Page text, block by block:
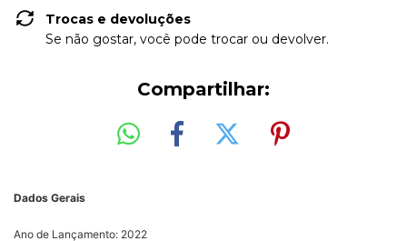
Trocas e devoluções
Se não gostar, você pode trocar ou devolver.
Compartilhar:
Dados Gerais
Ano de Lançamento: 2022